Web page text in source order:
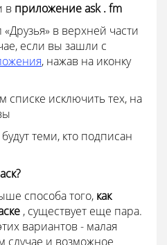
в приложениеask .fm
в верхней части
если вы зашли с
, нажав на иконку
списке исключить тех, на
теми, кто подписан
способа того, как
, существует еще пара.
вариантов - малая
случае и возможное